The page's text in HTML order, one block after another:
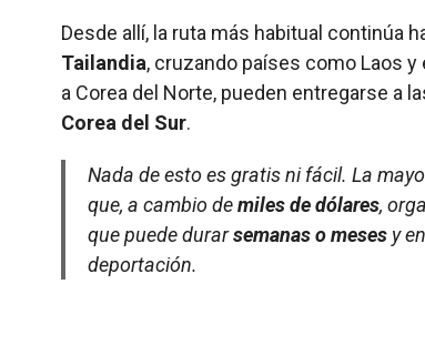
Desde allí, la ruta más habitual continúa
Tailandia, cruzando países como Laos y
a Corea del Norte, pueden entregarse a
Corea del Sur.
Nada de esto es gratis ni fácil. La
que, a cambio demiles de dólares,
que puede durarsemanas o meses y
deportación.